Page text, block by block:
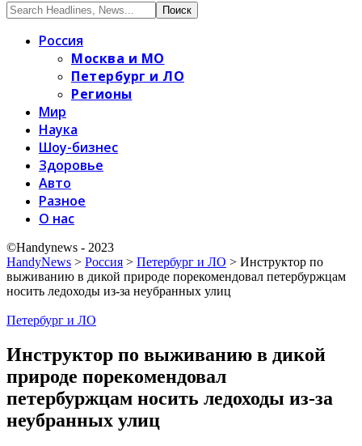
Россия
Москва и МО
Петербург и ЛО
Регионы
Мир
Наука
Шоу-бизнес
Здоровье
Авто
Разное
О нас
©Handynews - 2023
HandyNews > Россия > Петербург и ЛО > Инструктор по
выживанию в дикой природе порекомендовал петербуржцам
носить ледоходы из-за неубранных улиц
Петербург и ЛО
Инструктор по выживанию в дикой
природе порекомендовал
петербуржцам носить ледоходы из-за
неубранных улиц